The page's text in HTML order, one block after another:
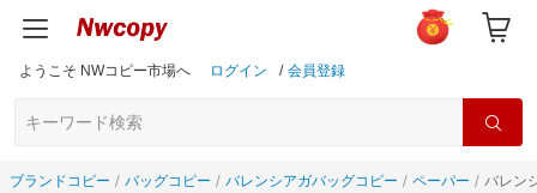
ようこそ NWコピー市場へ ログイン / 会員登録
ブランドコピー バッグコピー バレンシアガバッグコピー ペーパー バレン